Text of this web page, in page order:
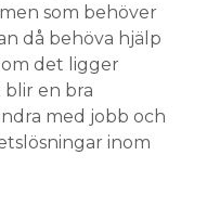
som behöver
då behöva hjälp
det ligger
en bra
med jobb och
inom